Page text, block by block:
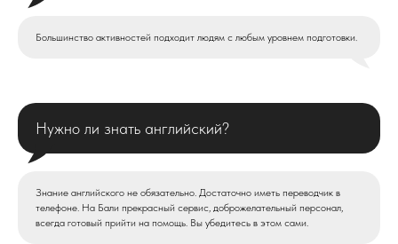
Большинство активностей подходит людям с любым уровнем подготовки.
Нужно ли знать английский?
Знание английского не обязательно. Достаточно иметь переводчик в
телефоне. На Бали прекрасный сервис, доброжелательный персонал,
всегда готовый прийти на помощь. Вы убедитесь в этом сами.